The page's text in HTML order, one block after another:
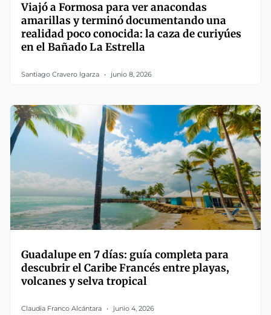
Viajó a Formosa para ver anacondas
amarillas y terminó documentando una
realidad poco conocida: la caza de curiyúes
en el Bañado La Estrella
Santiago Cravero Igarza junio 8, 2026
Guadalupe en 7 días: guía completa para
descubrir el Caribe Francés entre playas,
volcanes y selva tropical
Claudia Franco Alcántara junio 4, 2026